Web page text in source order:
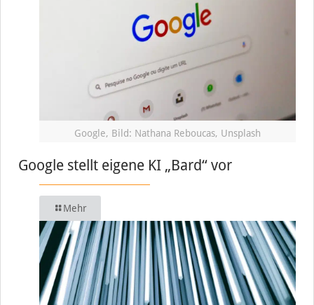
Google, Bild: Nathana Reboucas, Unsplash
Google stellt eigene KI „Bard“ vor
Mehr